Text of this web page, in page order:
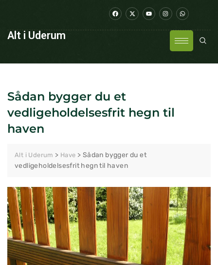
Alt i Uderum
Sådan bygger du et
vedligeholdelsesfrit hegn til
haven
Alt i Uderum > Have > Sådan bygger du et
vedligeholdelsesfrit hegn til haven